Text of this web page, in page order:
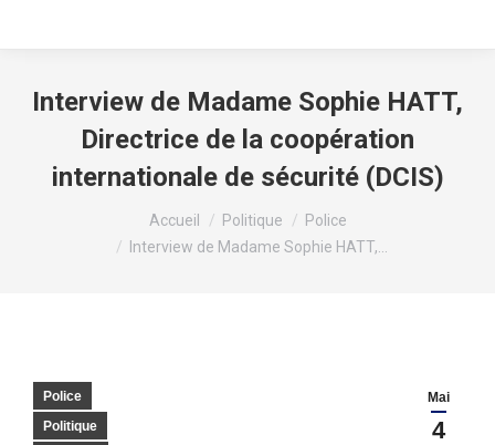
Interview de Madame Sophie HATT,
Directrice de la coopération
internationale de sécurité (DCIS)
Accueil Politique
Police
Interview de Madame Sophie HATT,…
Mai
4
Police
Politique